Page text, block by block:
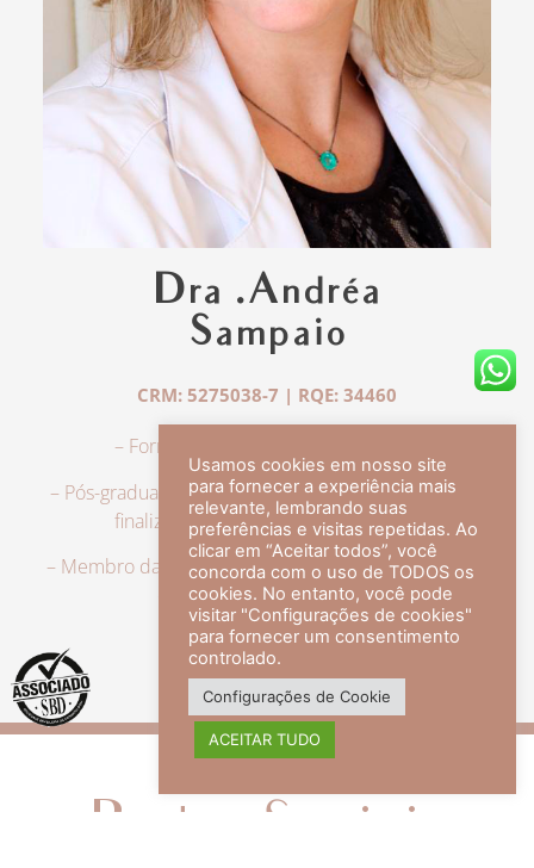
Dra .Andréa
Sampaio
CRM: 5275038-7 | RQE: 34460
– Formação em Medicina pela UFRJ.
– Pós-graduação em Dermatologia pela UFRJ, tendo
finalizado a especialização em 2007.
– Membro da Sociedade Brasileira de Dermatologia,
com título de especialista.
veja mais +
Redes Sociais
Usamos cookies em nosso site
para fornecer a experiência mais
relevante, lembrando suas
preferências e visitas repetidas. Ao
clicar em “Aceitar todos”, você
concorda com o uso de TODOS os
cookies. No entanto, você pode
visitar "Configurações de cookies"
para fornecer um consentimento
controlado.
Configurações de Cookie
ACEITAR TUDO